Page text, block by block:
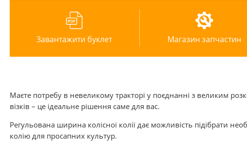
Завантажити буклет Магазин запчастин
Маєте потребу в невеликому тракторі у поєднанні з великим
візків – це ідеальне рішення саме для вас.
Регульована ширина колісної колії дає можливість підібрати
колію для просапних культур.